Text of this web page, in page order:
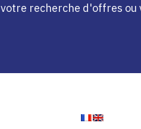
votre recherche d'offres ou